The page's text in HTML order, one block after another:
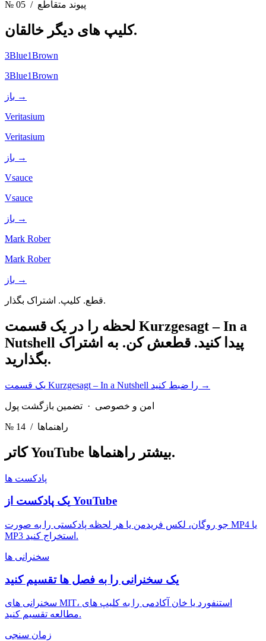
№ 05 / پیوند متقاطع
کلیپ های دیگرخالقان.
3Blue1Brown
3Blue1Brown
باز →
Veritasium
Veritasium
باز →
Vsauce
Vsauce
باز →
Mark Rober
Mark Rober
باز →
قطع. کلیپ. اشتراک بگذار.
لحظه را در یک قسمت Kurzgesagt – In a
Nutshell پیدا کنید. قطعش کن. به اشتراک
بگذارید.
→
امن و خصوصی · تضمین بازگشت پول
№ 14 / راهنماها
کاتر YouTube بیشترراهنماها.
پادکست ها
یک پادکست از YouTube
جو روگان، لکس فریدمن یا هر لحظه پادکستی را به صورت MP4 یا
MP3 استخراج کنید.
سخنرانی ها
یک سخنرانی را به فصل ها تقسیم کنید
سخنرانی های MIT، استنفورد یا خان آکادمی را به کلیپ های
مطالعه تقسیم کنید.
زمان سنجی